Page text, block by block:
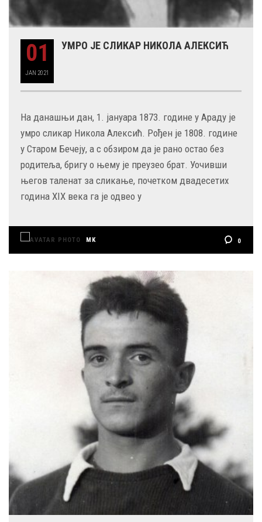
01
JAN 2021
УМРО ЈЕ СЛИКАР НИКОЛА АЛЕКСИЋ
На данашњи дан, 1. јануара 1873. године у Араду је
умро сликар Никола Алексић. Рођен је 1808. године
у Старом Бечеју, а с обзиром да је рано остао без
родитеља, бригу о њему је преузео брат. Уочивши
његов таленат за сликање, почетком двадесетих
година XIX века га је одвео у
MK 0